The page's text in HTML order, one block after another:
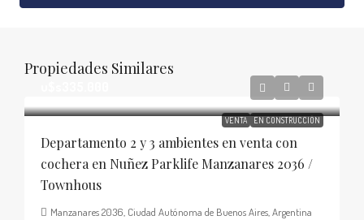
Propiedades Similares
VENTA EN CONSTRUCCIÓN
Departamento 2 y 3 ambientes en venta con
cochera en Nuñez Parklife Manzanares 2036 /
Townhous
Manzanares 2036, Ciudad Autónoma de Buenos Aires, Argentina